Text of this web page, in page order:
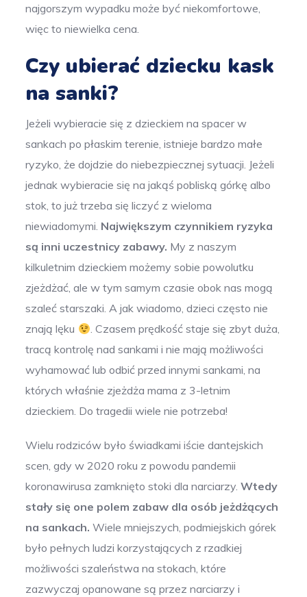
najgorszym wypadku może być niekomfortowe,
więc to niewielka cena.
Czy ubierać dziecku kask
na sanki?
Jeżeli wybieracie się z dzieckiem na spacer w
sankach po płaskim terenie, istnieje bardzo małe
ryzyko, że dojdzie do niebezpiecznej sytuacji. Jeżeli
jednak wybieracie się na jakąś pobliską górkę albo
stok, to już trzeba się liczyć z wieloma
niewiadomymi. Największym czynnikiem ryzyka
są inni uczestnicy zabawy. My z naszym
kilkuletnim dzieckiem możemy sobie powolutku
zjeżdżać, ale w tym samym czasie obok nas mogą
szaleć starszaki. A jak wiadomo, dzieci często nie
znają lęku
. Czasem prędkość staje się zbyt duża,
tracą kontrolę nad sankami i nie mają możliwości
wyhamować lub odbić przed innymi sankami, na
których właśnie zjeżdża mama z 3-letnim
dzieckiem. Do tragedii wiele nie potrzeba!
Wielu rodziców było świadkami iście dantejskich
scen, gdy w 2020 roku z powodu pandemii
koronawirusa zamknięto stoki dla narciarzy.Wtedy
stały się one polem zabaw dla osób jeżdżących
na sankach. Wiele mniejszych, podmiejskich górek
było pełnych ludzi korzystających z rzadkiej
możliwości szaleństwa na stokach, które
zazwyczaj opanowane są przez narciarzy i